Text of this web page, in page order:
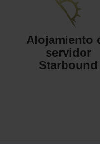
Alojamiento
servidor
Starbound